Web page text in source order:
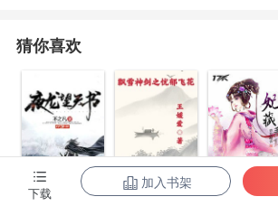
【这小老头竟然身怀仙髓而不自知
岁。】【咦，附近有灵气波动？
我算算……哦，附近的清风岭要有
【月师姐被情郎绿还被骗财骗色！
猜你喜欢
夜龙望天书 飘雪神剑之忧 妃藏手段
下载
加入书架